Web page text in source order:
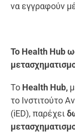
να εγγραφούν
Το Health Hub
Το Health Hub,
το Ινστιτούτο
(iED), παρέχει